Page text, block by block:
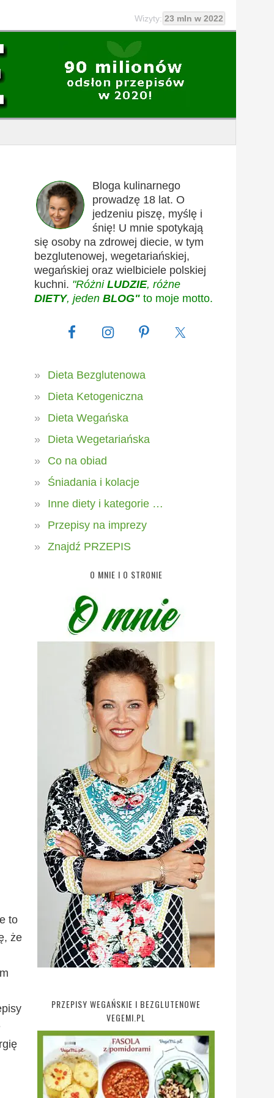
Wizyty: 23 mln w 2022
to
że
Bloga kulinarnego
prowadzę 18 lat. O
jedzeniu piszę, myślę i
śnię! U mnie spotykają
się osoby na zdrowej diecie, w tym
bezglutenowej, wegetariańskiej,
wegańskiej oraz wielbiciele polskiej
kuchni. "Różni LUDZIE, różne
DIETY, jeden BLOG" to moje motto.
Dieta Bezglutenowa
Dieta Ketogeniczna
Dieta Wegańska
Dieta Wegetariańska
Co na obiad
Śniadania i kolacje
Inne diety i kategorie …
Przepisy na imprezy
Znajdź PRZEPIS
O MNIE I O STRONIE
PRZEPISY WEGAŃSKIE I BEZGLUTENOWE
VEGEMI.PL